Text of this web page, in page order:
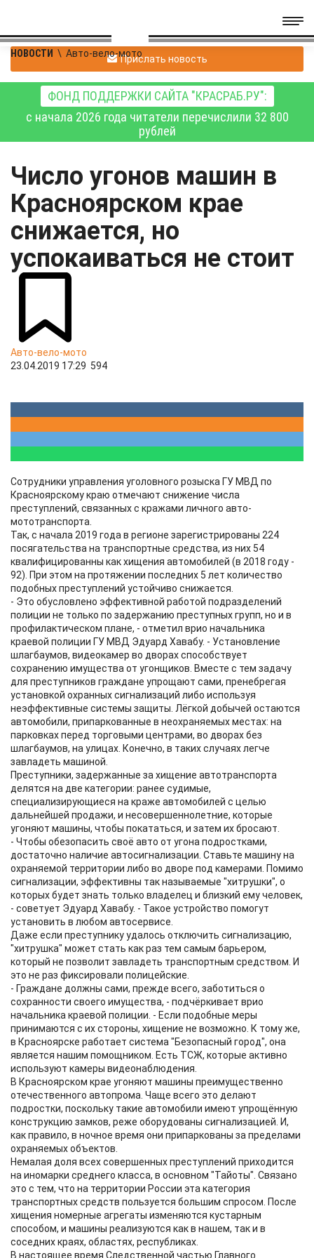
НОВОСТИ \ Авто-вело-мотоПрислать новость
ФОНД ПОДДЕРЖКИ САЙТА "КРАСРАБ.РУ":
с начала 2026 года читатели перечислили 32 800
рублей
Число угонов машин в
Красноярском крае
снижается, но
успокаиваться не стоит
Авто-вело-мото
23.04.2019 17:29 594
Сотрудники управления уголовного розыска ГУ МВД по
Красноярскому краю отмечают снижение числа
преступлений, связанных с кражами личного авто-
мототранспорта.
Так, с начала 2019 года в регионе зарегистрированы 224
посягательства на транспортные средства, из них 54
квалифицированны как хищения автомобилей (в 2018 году -
92). При этом на протяжении последних 5 лет количество
подобных преступлений устойчиво снижается.
- Это обусловлено эффективной работой подразделений
полиции не только по задержанию преступных групп, но и в
профилактическом плане, - отметил врио начальника
краевой полиции ГУ МВД Эдуард Хавабу. - Установление
шлагбаумов, видеокамер во дворах способствует
сохранению имущества от угонщиков. Вместе с тем задачу
для преступников граждане упрощают сами, пренебрегая
установкой охранных сигнализаций либо используя
неэффективные системы защиты. Лёгкой добычей остаются
автомобили, припаркованные в неохраняемых местах: на
парковках перед торговыми центрами, во дворах без
шлагбаумов, на улицах. Конечно, в таких случаях легче
завладеть машиной.
Преступники, задержанные за хищение автотранспорта
делятся на две категории: ранее судимые,
специализирующиеся на краже автомобилей с целью
дальнейшей продажи, и несовершеннолетние, которые
угоняют машины, чтобы покататься, и затем их бросают.
- Чтобы обезопасить своё авто от угона подростками,
достаточно наличие автосигнализации. Ставьте машину на
охраняемой территории либо во дворе под камерами. Помимо
сигнализации, эффективны так называемые "хитрушки", о
которых будет знать только владелец и близкий ему человек,
- советует Эдуард Хавабу. - Такое устройство помогут
установить в любом автосервисе.
Даже если преступнику удалось отключить сигнализацию,
"хитрушка" может стать как раз тем самым барьером,
который не позволит завладеть транспортным средством. И
это не раз фиксировали полицейские.
- Граждане должны сами, прежде всего, заботиться о
сохранности своего имущества, - подчёркивает врио
начальника краевой полиции. - Если подобные меры
принимаются с их стороны, хищение не возможно. К тому же,
в Красноярске работает система "Безопасный город", она
является нашим помощником. Есть ТСЖ, которые активно
используют камеры видеонаблюдения.
В Красноярском крае угоняют машины преимущественно
отечественного автопрома. Чаще всего это делают
подростки, поскольку такие автомобили имеют упрощённую
конструкцию замков, реже оборудованы сигнализацией. И,
как правило, в ночное время они припаркованы за пределами
охраняемых объектов.
Немалая доля всех совершенных преступлений приходится
на иномарки среднего класса, в основном "Тайоты". Связано
это с тем, что на территории России эта категория
транспортных средств пользуется большим спросом. После
хищения номерные агрегаты изменяются кустарным
способом, и машины реализуются как в нашем, так и в
соседних краях, областях, республиках.
В настоящее время Следственной частью Главного